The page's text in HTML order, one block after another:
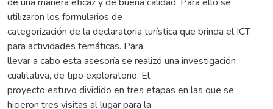
utilizaron los formularios de
categorización de la declaratoria turística que brinda el ICT
para actividades temáticas. Para
llevar a cabo esta asesoría se realizó una investigación
cualitativa, de tipo exploratorio. El
proyecto estuvo dividido en tres etapas en las que se
hicieron tres visitas al lugar para la